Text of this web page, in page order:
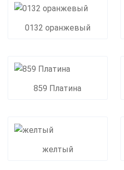
0132 оранжевый
859 Платина
желтый